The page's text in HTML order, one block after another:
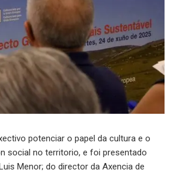
potenciar o papel da cultura e o
social no territorio, e foi presentado
Menor; do director da Axencia de